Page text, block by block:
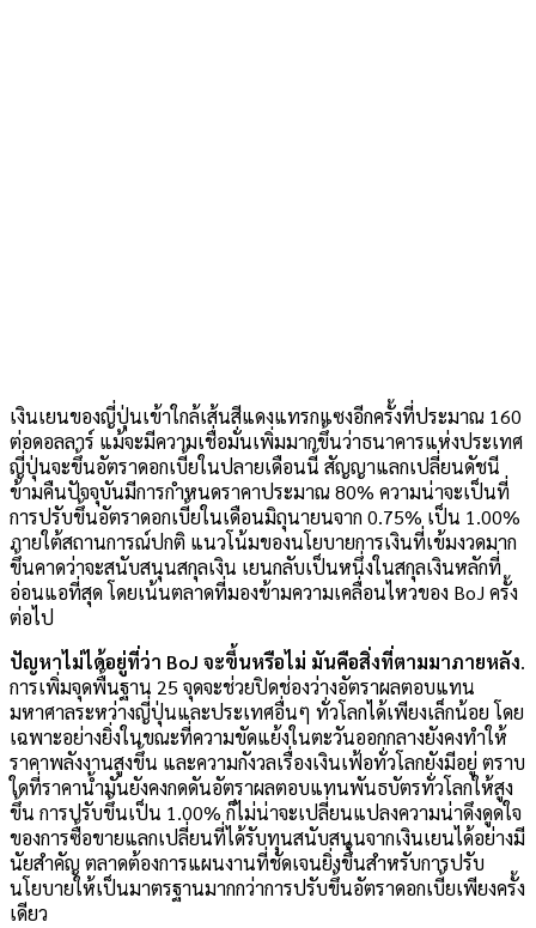
เงินเยนของญี่ปุ่นเข้าใกล้เส้นสีแดงแทรกแซงอีกครั้งที่ประมาณ 160
ต่อดอลลาร์ แม้จะมีความเชื่อมั่นเพิ่มมากขึ้นว่าธนาคารแห่งประเทศ
ญี่ปุ่นจะขึ้นอัตราดอกเบี้ยในปลายเดือนนี้ สัญญาแลกเปลี่ยนดัชนี
ข้ามคืนปัจจุบันมีการกำหนดราคาประมาณ 80% ความน่าจะเป็นที่
การปรับขึ้นอัตราดอกเบี้ยในเดือนมิถุนายนจาก 0.75% เป็น 1.00%
ภายใต้สถานการณ์ปกติ แนวโน้มของนโยบายการเงินที่เข้มงวดมาก
ขึ้นคาดว่าจะสนับสนุนสกุลเงิน เยนกลับเป็นหนึ่งในสกุลเงินหลักที่
อ่อนแอที่สุด โดยเน้นตลาดที่มองข้ามความเคลื่อนไหวของ BoJ ครั้ง
ต่อไป
ปัญหาไม่ได้อยู่ที่ว่า BoJ จะขึ้นหรือไม่ มันคือสิ่งที่ตามมาภายหลัง.
การเพิ่มจุดพื้นฐาน 25 จุดจะช่วยปิดช่องว่างอัตราผลตอบแทน
มหาศาลระหว่างญี่ปุ่นและประเทศอื่นๆ ทั่วโลกได้เพียงเล็กน้อย โดย
เฉพาะอย่างยิ่งในขณะที่ความขัดแย้งในตะวันออกกลางยังคงทำให้
ราคาพลังงานสูงขึ้น และความกังวลเรื่องเงินเฟ้อทั่วโลกยังมีอยู่ ตราบ
ใดที่ราคาน้ำมันยังคงกดดันอัตราผลตอบแทนพันธบัตรทั่วโลกให้สูง
ขึ้น การปรับขึ้นเป็น 1.00% ก็ไม่น่าจะเปลี่ยนแปลงความน่าดึงดูดใจ
ของการซื้อขายแลกเปลี่ยนที่ได้รับทุนสนับสนุนจากเงินเยนได้อย่างมี
นัยสำคัญ ตลาดต้องการแผนงานที่ชัดเจนยิ่งขึ้นสำหรับการปรับ
นโยบายให้เป็นมาตรฐานมากกว่าการปรับขึ้นอัตราดอกเบี้ยเพียงครั้ง
เดียว